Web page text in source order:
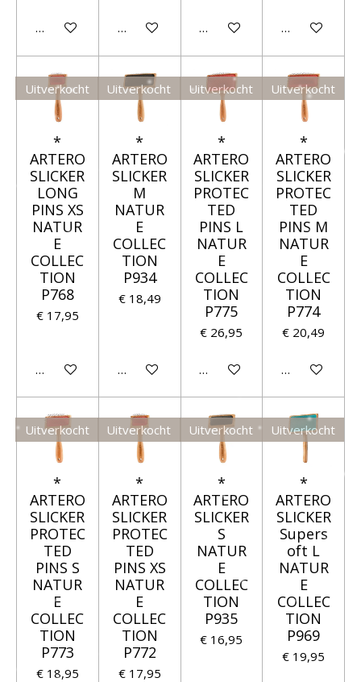
Houd mij op de hoogteHoud mij op de hoogteHoud mij op de hoogte
Houd mij op
Uitverkocht
*
ARTERO
SLICKER
LONG
PINS XS
NATUR
E
COLLEC
TION
P768
€ 17,95
Houd mij op de hoogte
Uitverkocht
*
ARTERO
SLICKER
M
NATUR
E
COLLEC
TION
P934
€ 18,49
Houd mij op de hoogte
Uitverkocht
*
ARTERO
SLICKER
PROTEC
TED
PINS L
NATUR
E
COLLEC
TION
P775
€ 26,95
Houd mij op de hoogte
Uitverkocht
*
ARTERO
SLICKER
PROTEC
TED
PINS M
NATUR
E
COLLEC
TION
P774
€ 20,49
Houd mij op
Uitverkocht
*
ARTERO
SLICKER
PROTEC
TED
PINS S
NATUR
E
COLLEC
TION
P773
€ 18,95
Uitverkocht
*
ARTERO
SLICKER
PROTEC
TED
PINS XS
NATUR
E
COLLEC
TION
P772
€ 17,95
Uitverkocht
*
ARTERO
SLICKER
S
NATUR
E
COLLEC
TION
P935
€ 16,95
Uitverkocht
*
ARTERO
SLICKER
Supers
oft L
NATUR
E
COLLEC
TION
P969
€ 19,95